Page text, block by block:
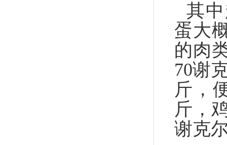
其
蛋大
的肉
70谢
斤，
斤，
谢克